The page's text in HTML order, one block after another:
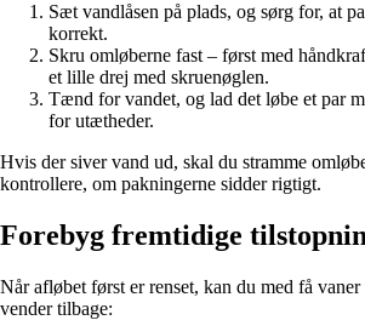
Sæt vandlåsen på plads, og sørg for, at
korrekt.
Skru omløberne fast – først med
et lille drej med skruenøglen.
Tænd for vandet, og lad det løbe et par
for utætheder.
Hvis der siver vand ud, skal du stramme
kontrollere, om pakningerne sidder rigtigt.
Forebyg fremtidige
Når afløbet først er renset, kan du med få
vender tilbage: